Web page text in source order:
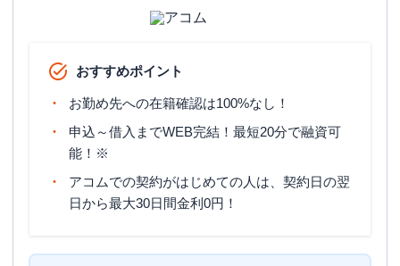
おすすめポイント
お勤め先への在籍確認は100%なし！
申込～借入までWEB完結！最短20分で融資可
能！※
アコムでの契約がはじめての人は、契約日の翌
日から最大30日間金利0円！